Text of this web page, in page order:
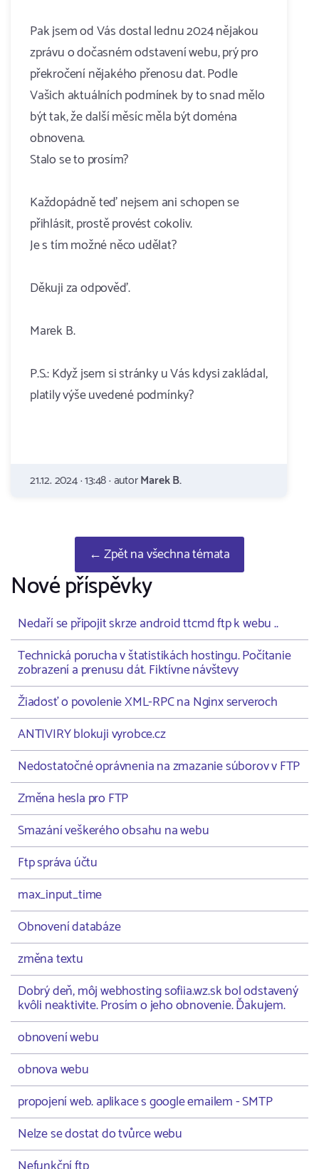
Pak jsem od Vás dostal lednu 2024 nějakou
zprávu o dočasném odstavení webu, prý pro
překročení nějakého přenosu dat. Podle
Vašich aktuálních podmínek by to snad mělo
být tak, že další měsíc měla být doména
obnovena.
Stalo se to prosím?
Každopádně teď nejsem ani schopen se
přihlásit, prostě provést cokoliv.
Je s tím možné něco udělat?
Děkuji za odpověď.
Marek B.
P.S.: Když jsem si stránky u Vás kdysi zakládal,
platily výše uvedené podmínky?
21.12. 2024 · 13:48 · autorMarek B.
← Zpět na všechna témata
Nové příspěvky
Nedaří se připojit skrze android ttcmd ftp k webu ..
Technická porucha v štatistikách hostingu. Počítanie
zobrazení a prenusu dát. Fiktívne návštevy
Žiadosť o povolenie XML-RPC na Nginx serveroch
ANTIVIRY blokuji vyrobce.cz
Nedostatočné oprávnenia na zmazanie súborov v FTP
Změna hesla pro FTP
Smazání veškerého obsahu na webu
Ftp správa účtu
max_input_time
Obnovení databáze
změna textu
Dobrý deň, môj webhosting sofiia.wz.sk bol odstavený
kvôli neaktivite. Prosím o jeho obnovenie. Ďakujem.
obnovení webu
obnova webu
propojení web. aplikace s google emailem - SMTP
Nelze se dostat do tvůrce webu